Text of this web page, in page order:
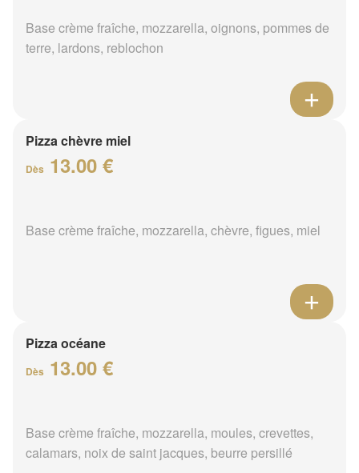
Base crème fraîche, mozzarella, oignons, pommes de
terre, lardons, reblochon
Pizza chèvre miel
Dès 13.00 €
Base crème fraîche, mozzarella, chèvre, figues, miel
Pizza océane
Dès 13.00 €
Base crème fraîche, mozzarella, moules, crevettes,
calamars, noix de saint jacques, beurre persillé